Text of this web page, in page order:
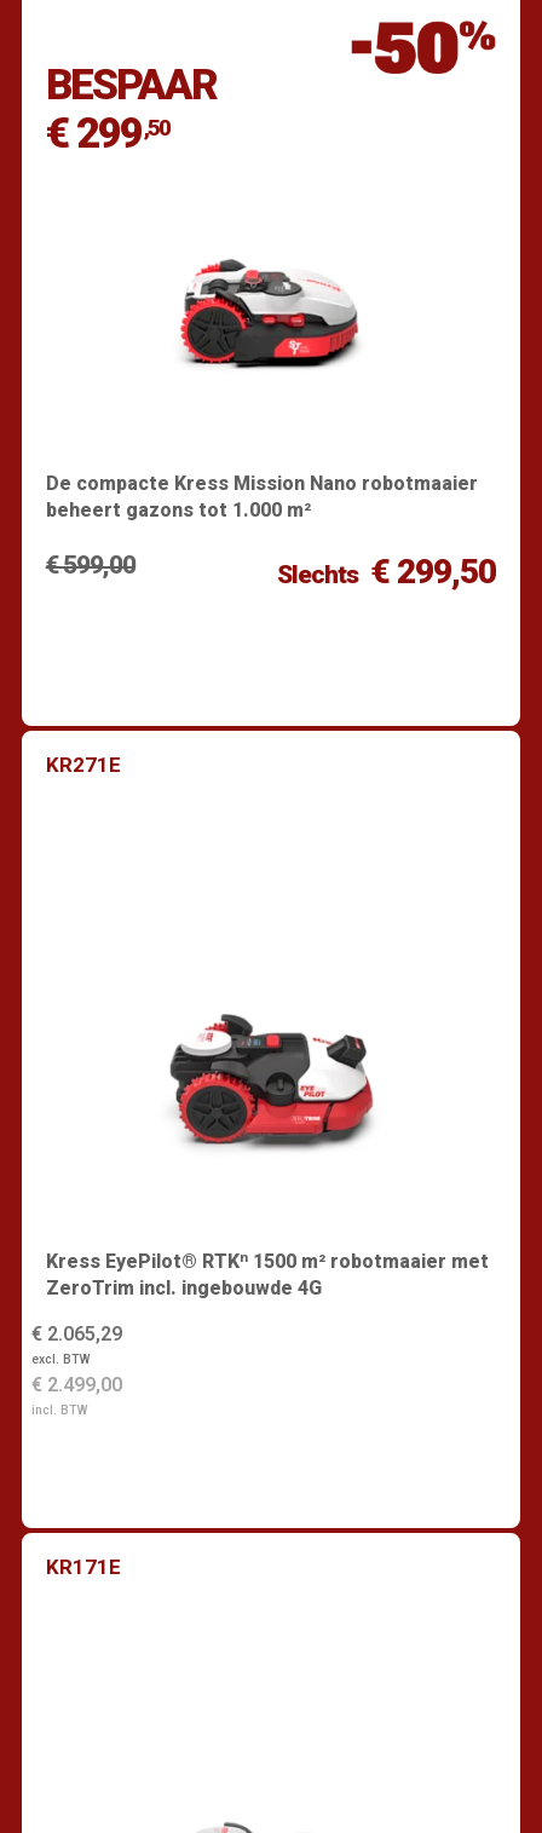
BESPAAR
€ 299,50
De compacte Kress Mission Nano robotmaaier
beheert gazons tot 1.000 m²
€ 599,00 Slechts € 299,50
KR271E
Kress EyePilot® RTKⁿ 1500 m² robotmaaier met
ZeroTrim incl. ingebouwde 4G
€ 2.065,29
excl. BTW
€ 2.499,00
incl. BTW
KR171E